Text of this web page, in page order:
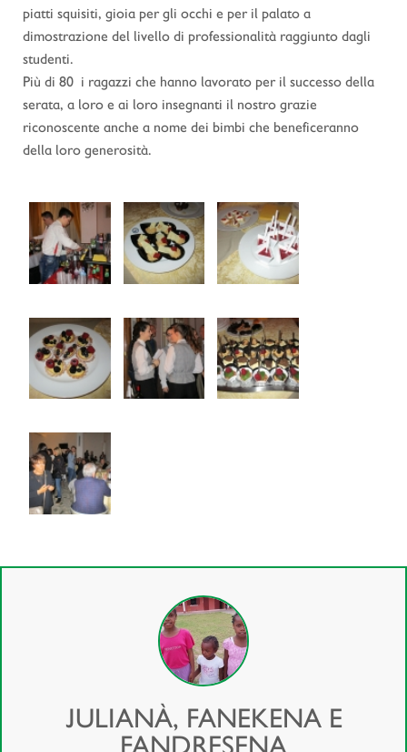
piatti squisiti, gioia per gli occhi e per il palato a
dimostrazione del livello di professionalità raggiunto dagli
studenti.
Più di 80 i ragazzi che hanno lavorato per il successo della
serata, a loro e ai loro insegnanti il nostro grazie
riconoscente anche a nome dei bimbi che beneficeranno
della loro generosità.
JULIANÀ, FANEKENA E
FANDRESENA